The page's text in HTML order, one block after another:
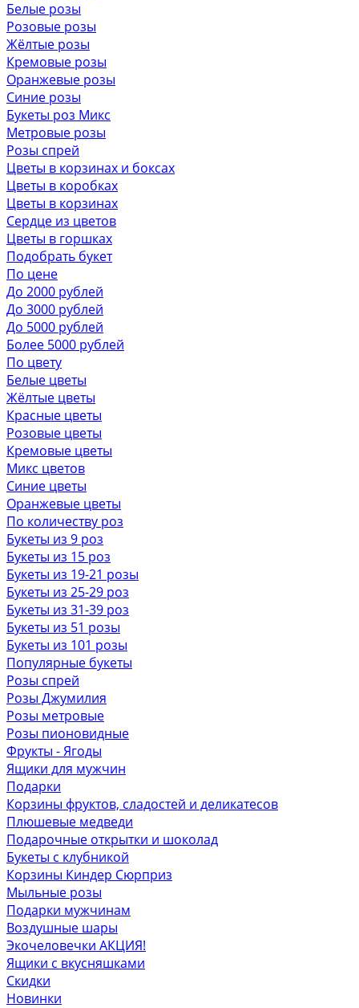
Белые розы
Розовые розы
Жёлтые розы
Кремовые розы
Оранжевые розы
Синие розы
Букеты роз Микс
Метровые розы
Розы спрей
Цветы в корзинах и боксах
Цветы в коробках
Цветы в корзинах
Сердце из цветов
Цветы в горшках
Подобрать букет
По цене
До 2000 рублей
До 3000 рублей
До 5000 рублей
Более 5000 рублей
По цвету
Белые цветы
Жёлтые цветы
Красные цветы
Розовые цветы
Кремовые цветы
Микс цветов
Синие цветы
Оранжевые цветы
По количеству роз
Букеты из 9 роз
Букеты из 15 роз
Букеты из 19-21 розы
Букеты из 25-29 роз
Букеты из 31-39 роз
Букеты из 51 розы
Букеты из 101 розы
Популярные букеты
Розы спрей
Розы Джумилия
Розы метровые
Розы пионовидные
Фрукты - Ягоды
Ящики для мужчин
Подарки
Корзины фруктов, сладостей и деликатесов
Плюшевые медведи
Подарочные открытки и шоколад
Букеты с клубникой
Корзины Киндер Сюрприз
Мыльные розы
Подарки мужчинам
Воздушные шары
Экочеловечки АКЦИЯ!
Ящики с вкусняшками
Скидки
Новинки